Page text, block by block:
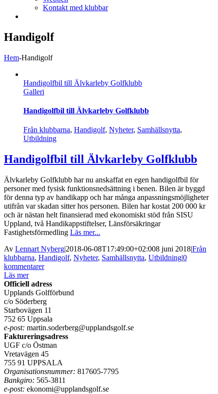
Kontakt med klubbar
Handigolf
Hem-Handigolf
Handigolfbil till Älvkarleby Golfklubb
Galleri
Handigolfbil till Älvkarleby Golfklubb
Från klubbarna, Handigolf, Nyheter, Samhällsnytta,
Utbildning
Handigolfbil till Älvkarleby Golfklubb
Älvkarleby Golfklubb har nu anskaffat en egen handigolfbil för
personer med fysisk funktionsnedsättning i benen. Bilen är byggd
för denna typ av handikapp och har många anpassningsmöjligheter
utifrån var skadan sitter hos personen. Bilen har kostat 200 000 kr
och är nästan helt finansierad med ekonomiskt stöd från SISU
Uppland, två Handikappstiftelser, Länsförsäkringar
Fastighetsförmedling Läs mer...
Av Lennart Nyberg|2018-06-08T17:49:00+02:008 juni 2018|Från
klubbarna, Handigolf, Nyheter, Samhällsnytta, Utbildning|0
kommentarer
Läs mer
Officiell adress
Upplands Golfförbund
c/o Söderberg
Starbovägen 11
752 65 Uppsala
e-post: martin.soderberg@upplandsgolf.se
Faktureringsadress
UGF c/o Östman
Vretavägen 45
755 91 UPPSALA
Organisationsnummer: 817605-7795
Bankgiro: 565-3811
e-post: ekonomi@upplandsgolf.se